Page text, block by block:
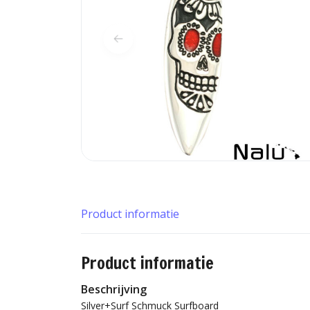
Product informatie
Product informatie
Beschrijving
Silver+Surf Schmuck Surfboard